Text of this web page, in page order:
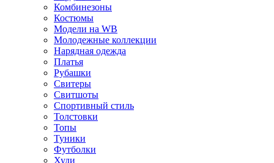
Комбинезоны
Костюмы
Модели на WB
Молодежные коллекции
Нарядная одежда
Платья
Рубашки
Свитеры
Свитшоты
Спортивный стиль
Толстовки
Топы
Туники
Футболки
Худи